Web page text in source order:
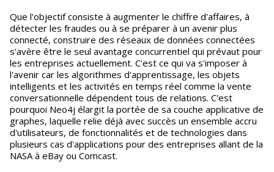
Que l'objectif consiste à augmenter le chiffre d'affaires, à
détecter les fraudes ou à se préparer à un avenir plus
connecté, construire des réseaux de données connectées
s'avère être le seul avantage concurrentiel qui prévaut pour
les entreprises actuellement. C'est ce qui va s'imposer à
l'avenir car les algorithmes d'apprentissage, les objets
intelligents et les activités en temps réel comme la vente
conversationnelle dépendent tous de relations. C'est
pourquoi Neo4j élargit la portée de sa couche applicative de
graphes, laquelle relie déjà avec succès un ensemble accru
d'utilisateurs, de fonctionnalités et de technologies dans
plusieurs cas d'applications pour des entreprises allant de la
NASA à eBay ou Comcast.